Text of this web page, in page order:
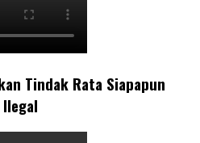
Tindak Rata Siapapun